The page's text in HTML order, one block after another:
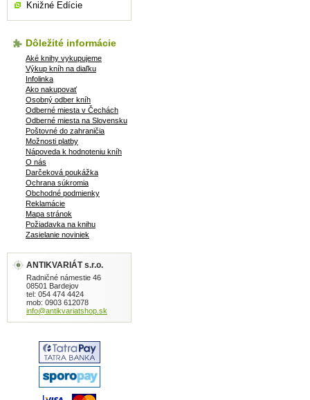
Knižné Edície
Dôležité informácie
Aké knihy vykupujeme
Výkup kníh na diaľku
Infolinka
Ako nakupovať
Osobný odber kníh
Odberné miesta v Čechách
Odberné miesta na Slovensku
Poštovné do zahraničia
Možnosti platby
Nápoveda k hodnoteniu kníh
O nás
Darčeková poukážka
Ochrana súkromia
Obchodné podmienky
Reklamácie
Mapa stránok
Požiadavka na knihu
Zasielanie noviniek
ANTIKVARIÁT s.r.o.
Radničné námestie 46
08501 Bardejov
tel: 054 474 4424
mob: 0903 612078
info@antikvariatshop.sk